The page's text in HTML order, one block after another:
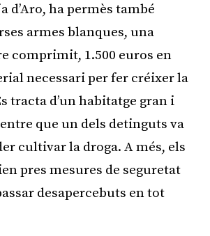
d’Aro, ha permès també
armes blanques, una
comprimit, 1.500 euros en
necessari per fer créixer la
tracta d’un habitatge gran i
que un dels detinguts va
cultivar la droga. A més, els
pres mesures de seguretat
desapercebuts en tot